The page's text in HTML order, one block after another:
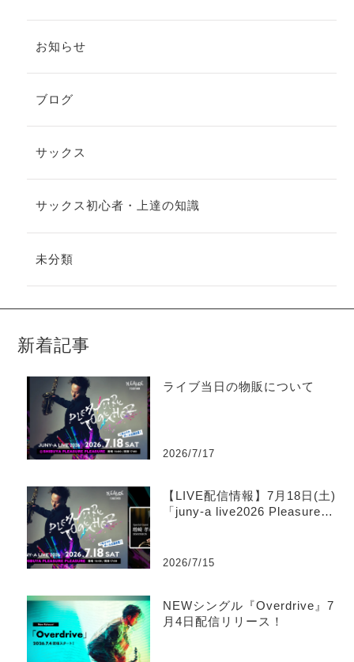
お知らせ
ブログ
サックス
サックス初心者・上達の知識
未分類
新着記事
ライブ当日の物販について
2026/7/17
【LIVE配信情報】7月18日(土)
「juny-a live2026 Pleasure T
2026/7/15
NEWシングル『Overdrive』7
月4日配信リリース！